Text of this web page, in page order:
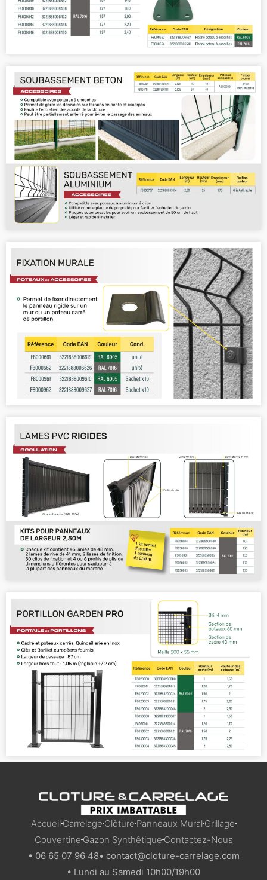
AccueilCarrelageClôturePanneaux MuralGrillage
CouvertineGazon SynthêtiqueContactez-Nous
• 06 65 07 96 48• contact@cloture-carrelage.com
• Lundi au Samedi 10h00/19h00